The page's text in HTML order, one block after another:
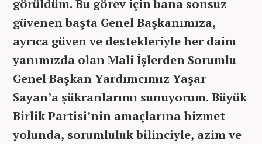
görüldüm. Bu görev için bana sonsuz
güvenen başta Genel Başkanımıza,
ayrıca güven ve destekleriyle her daim
yanımızda olan Mali İşlerden Sorumlu
Genel Başkan Yardımcımız Yaşar
Sayan’a şükranlarımı sunuyorum. Büyük
Birlik Partisi’nin amaçlarına hizmet
yolunda, sorumluluk bilinciyle, azim ve